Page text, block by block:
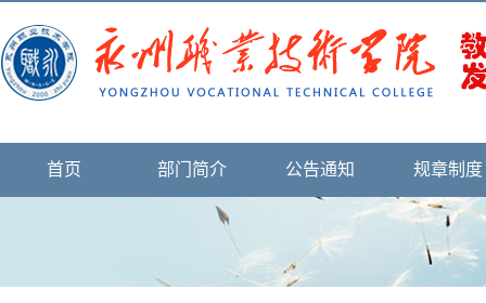
首页 部门简介 公告通知 规章制度